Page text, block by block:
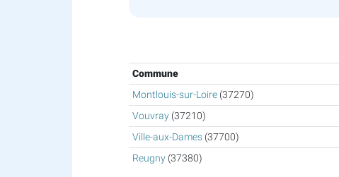
Commune
Montlouis-sur-Loire(37270)
Vouvray(37210)
Ville-aux-Dames(37700)
Reugny(37380)